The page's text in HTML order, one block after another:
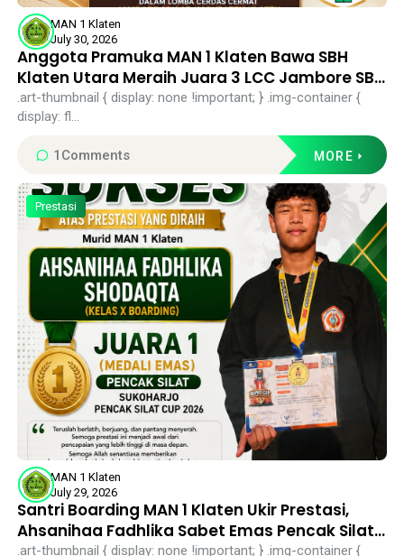
MAN 1 Klaten
July 30, 2026
Anggota Pramuka MAN 1 Klaten Bawa SBH
Klaten Utara Meraih Juara 3 LCC Jambore SBH
Kabupaten Klaten 2026
.art-thumbnail { display: none !important; } .img-container {
display: fl...
1 Comments MORE
Prestasi
MAN 1 Klaten
July 29, 2026
Santri Boarding MAN 1 Klaten Ukir Prestasi,
Ahsanihaa Fadhlika Sabet Emas Pencak Silat
Sukoharjo Cup 2026
.art-thumbnail { display: none !important; } .img-container {